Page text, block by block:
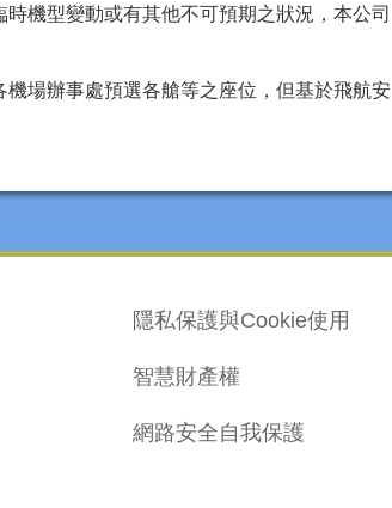
機型變動或有其他不可預期之狀況，本公司
機場辦事處預選各艙等之座位，但基於飛航安
隱私保護與Cookie使用
智慧財產權
網路安全自我保護